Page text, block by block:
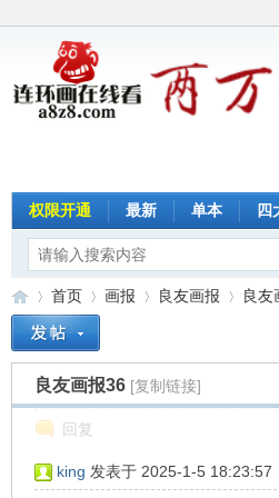
权限开通 最新 单本 四
»
首页
›
画报
›
良友画报 良友
良友画报36 [复制链接]
回复
king 发表于 2025-1-5 18:23:57